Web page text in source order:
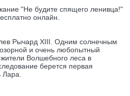
"Не будите спящего ленивца!"
онлайн.
Рычард XIII. Одним солнечным
и очень любопытный
Волшебного леса в
берется первая